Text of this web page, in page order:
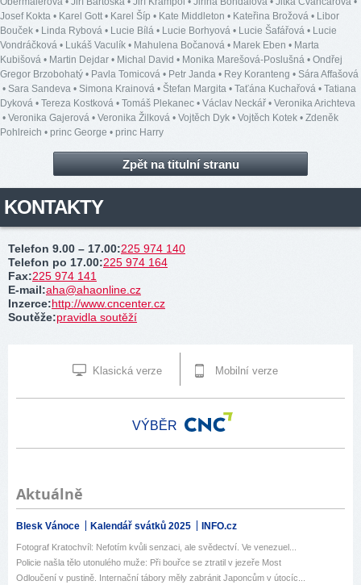
Josef Kokta • Karel Gott • Karel Šíp • Kate Middleton • Kateřina Brožová • Libor
Bouček • Linda Rybová • Lucie Bílá • Lucie Borhyová • Lucie Šafářová • Lucie
Vondráčková • Lukáš Vaculík • Mahulena Bočanová • Marek Eben • Marta
Kubišová • Martin Dejdar • Michal David • Monika Marešová-Poslušná • Ondřej
Gregor Brzobohatý • Pavla Tomicová • Petr Janda • Rey Koranteng • Sára Affašová
• Sara Sandeva • Simona Krainová • Štefan Margita • Taťána Kuchařová • Tatiana
Dyková • Tereza Kostková • Tomáš Plekanec • Václav Neckář • Veronika Arichteva
• Veronika Gajerová • Veronika Žilková • Vojtěch Dyk • Vojtěch Kotek • Zdeněk
Pohlreich • princ George • princ Harry
Zpět na titulní stranu
KONTAKTY
Telefon 9.00 – 17.00:225 974 140
Telefon po 17.00:225 974 164
Fax:225 974 141
E-mail:aha@ahaonline.cz
Inzerce:http://www.cncenter.cz
Soutěže:pravidla soutěží
Klasická verze Mobilní verze
VÝBĚR
Aktuálně
Blesk Vánoce Kalendář svátků 2025 INFO.cz
Fotograf Kratochvíl: Nefotím kvůli senzaci, ale svědectví. Ve venezuel...
Policie našla tělo utonulého muže: Při bouřce se ztratil v jezeře Most
Odloučení v pustině. Internační tábory měly zabránit Japoncům v útocíc...